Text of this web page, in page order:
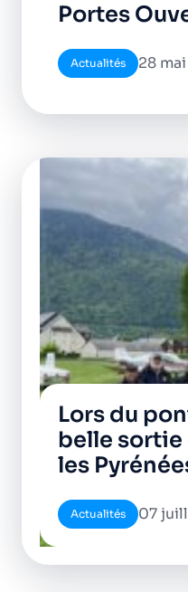
Portes
Actualités 28
Lors du
belle sortie
les
Actualités 07